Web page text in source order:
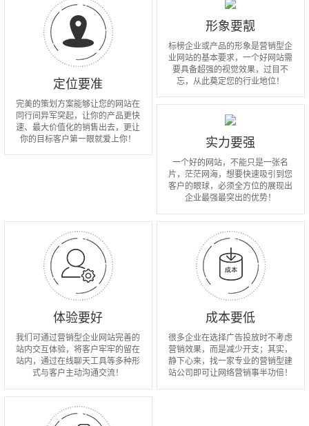
定位要准
完美的策划方案能够让您的网站在
同行间异军突起，让你的产品更快
速、最大价值化的销售出去，更让
你的目标客户第一眼就爱上你！
形象要靓
标榜企业或产品的形象是营销型企
业网站的基本要求，一个好网站需
要具备超强的视觉效果，过目不
忘，从此奠定您的行业地位！
实力要强
一个好的网站，不能只是一张名
片，茫茫网海，想要快速吸引到您
客户的眼球，必须全方位的展现出
企业最强最突出的优势！
体验要好
我们可通过营销型企业网站完善的
站内交互体验，将客户牢牢的留在
站内，通过在线聊天工具等多种形
式与客户主动沟通交流！
成本要低
很多企业在选择广告投放时不考虑
营销效果，而是减少开支；其实，
静下心来，找一家专业的营销型建
站公司即可让网络营销事半功倍！